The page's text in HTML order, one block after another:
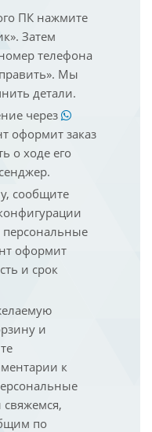
ПК нажмите
Затем
телефона
Мы
детали.
через
оформит заказ
о ходе его
сообщите
оформит
и срок
и
к
по